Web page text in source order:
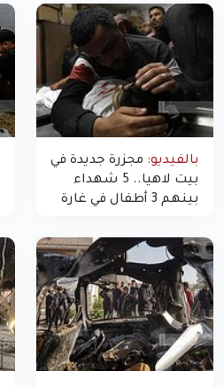
بالفيديو: مجزرة جديدة في
بيت لاهيا.. 5 شهداء
بينهم 3 أطفال في غارة
غزة